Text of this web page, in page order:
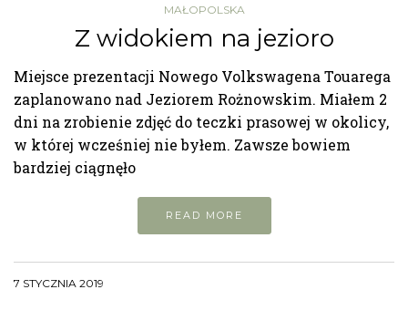
MAŁOPOLSKA
Z widokiem na jezioro
Miejsce prezentacji Nowego Volkswagena Touarega
zaplanowano nad Jeziorem Rożnowskim. Miałem 2
dni na zrobienie zdjęć do teczki prasowej w okolicy,
w której wcześniej nie byłem. Zawsze bowiem
bardziej ciągnęło
READ MORE
7 STYCZNIA 2019